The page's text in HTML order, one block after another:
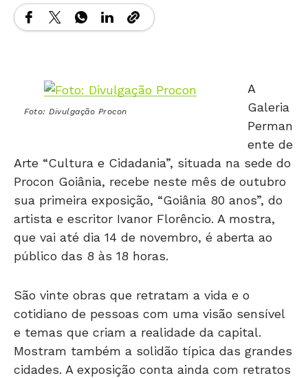
Foto: Divulgação Procon
A
Galeria
Perman
ente de
Arte “Cultura e Cidadania”, situada na sede do
Procon Goiânia, recebe neste mês de outubro
sua primeira exposição, “Goiânia 80 anos”, do
artista e escritor Ivanor Florêncio. A mostra,
que vai até dia 14 de novembro, é aberta ao
público das 8 às 18 horas.
São vinte obras que retratam a vida e o
cotidiano de pessoas com uma visão sensível
e temas que criam a realidade da capital.
Mostram também a solidão típica das grandes
cidades. A exposição conta ainda com retratos